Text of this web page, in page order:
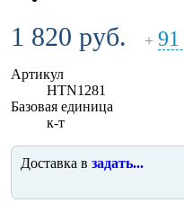
1 820 руб. + 91
Артикул
HTN1281
Базовая единица
к-т
Доставка в задать...